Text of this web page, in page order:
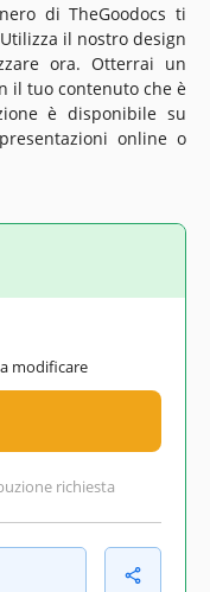
di TheGoodocs ti
il nostro design
ora. Otterrai un
il tuo contenuto che è
è disponibile su
online o
modificare
richiesta